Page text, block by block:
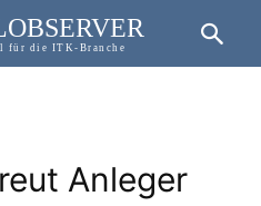
für die ITK-Branche
Anleger